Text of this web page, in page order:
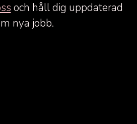
och håll dig uppdaterad
nya jobb.